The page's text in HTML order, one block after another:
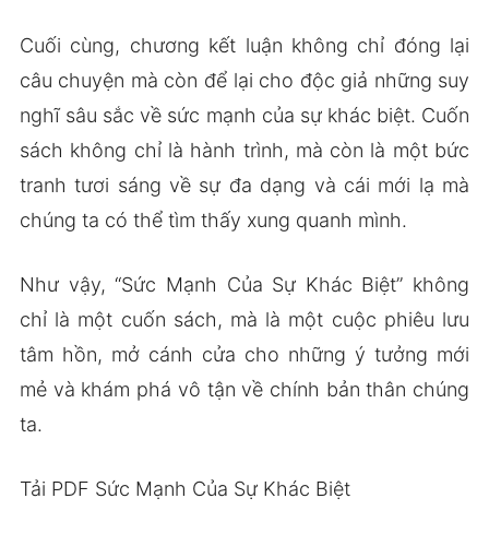
Cuối cùng, chương kết luận không chỉ đóng lại
câu chuyện mà còn để lại cho độc giả những suy
nghĩ sâu sắc về sức mạnh của sự khác biệt. Cuốn
sách không chỉ là hành trình, mà còn là một bức
tranh tươi sáng về sự đa dạng và cái mới lạ mà
chúng ta có thể tìm thấy xung quanh mình.
Như vậy, “Sức Mạnh Của Sự Khác Biệt” không
chỉ là một cuốn sách, mà là một cuộc phiêu lưu
tâm hồn, mở cánh cửa cho những ý tưởng mới
mẻ và khám phá vô tận về chính bản thân chúng
ta.
Tải PDF Sức Mạnh Của Sự Khác Biệt